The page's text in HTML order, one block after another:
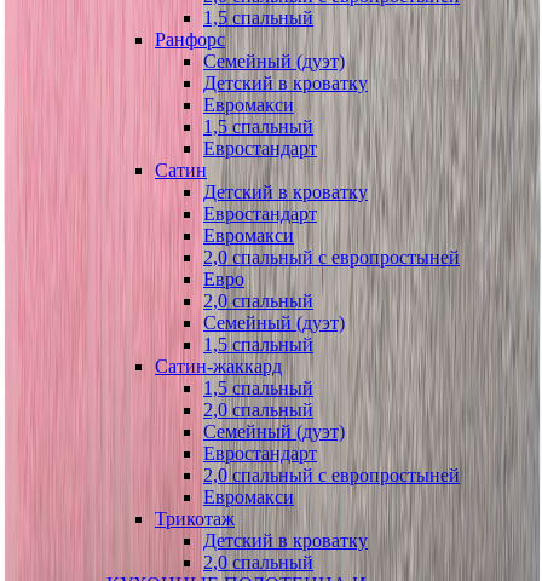
1,5 спальный
Ранфорс
Семейный (дуэт)
Детский в кроватку
Евромакси
1,5 спальный
Евростандарт
Сатин
Детский в кроватку
Евростандарт
Евромакси
2,0 спальный с европростыней
Евро
2,0 спальный
Семейный (дуэт)
1,5 спальный
Сатин-жаккард
1,5 спальный
2,0 спальный
Семейный (дуэт)
Евростандарт
2,0 спальный с европростыней
Евромакси
Трикотаж
Детский в кроватку
2,0 спальный